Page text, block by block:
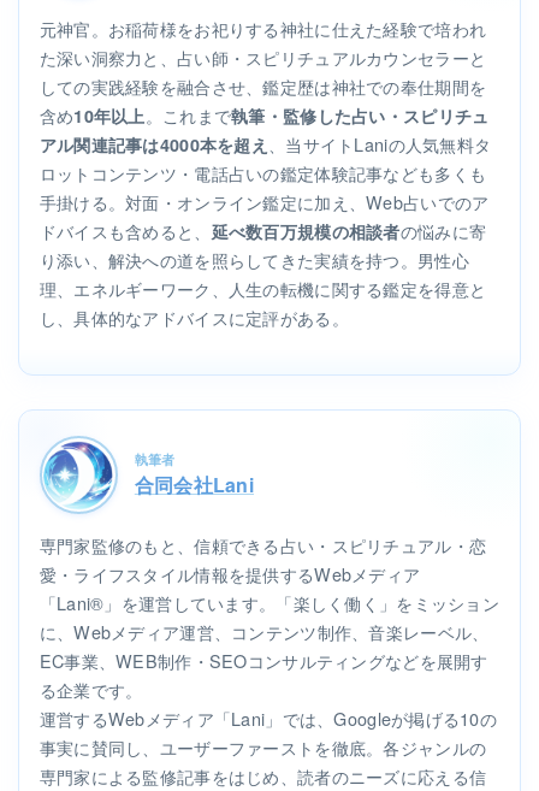
元神官。お稲荷様をお祀りする神社に仕えた経験で培われ
た深い洞察力と、占い師・スピリチュアルカウンセラーと
しての実践経験を融合させ、鑑定歴は神社での奉仕期間を
含め10年以上 。これまで執筆・監修した占い・スピリチュ
アル関連記事は4000本を超え
、当サイトLaniの人気無料タ
ロットコンテンツ・電話占いの鑑定体験記事なども多くも
手掛ける。対面・オンライン鑑定に加え、Web占いでのア
ドバイスも含めると、 延べ数百万規模の相談者の悩みに寄
り添い、解決への道を照らしてきた実績を持つ。男性心
理、エネルギーワーク、人生の転機に関する鑑定を得意と
し、具体的なアドバイスに定評がある。
執筆者
合同会社Lani
専門家監修のもと、信頼できる占い・スピリチュアル・恋
愛・ライフスタイル情報を提供するWebメディア
「Lani®」を運営しています。「楽しく働く」をミッション
に、Webメディア運営、コンテンツ制作、音楽レーベル、
EC事業、WEB制作・SEOコンサルティングなどを展開す
る企業です。
運営するWebメディア「Lani」では、Googleが掲げる10の
事実に賛同し、ユーザーファーストを徹底。各ジャンルの
専門家による監修記事をはじめ、読者のニーズに応える信